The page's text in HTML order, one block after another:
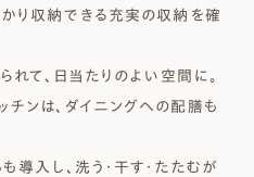
り収納できる充実の収納を確
れて、日当たりのよい空間に。
ンは、ダイニングへの配膳も
導入し、洗う・干す・たたむが